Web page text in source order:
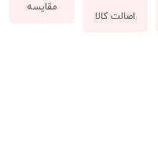
اصالت کالا
مقایسه